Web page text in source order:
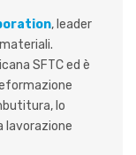
, leader
SFTC ed è
lo
lavorazione